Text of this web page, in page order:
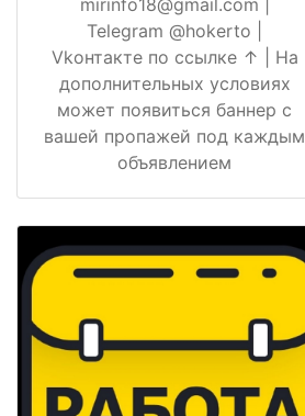
mirinfo18@gmail.com |
Telegram @hokerto |
Vkонтакте по ссылке ↑ | На
дополнительных условиях
может появиться баннер с
вашей пропажей под каждым
объявлением